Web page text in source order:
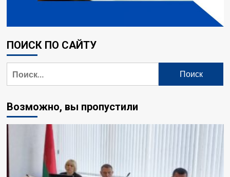
ПОИСК ПО САЙТУ
Возможно, вы пропустили